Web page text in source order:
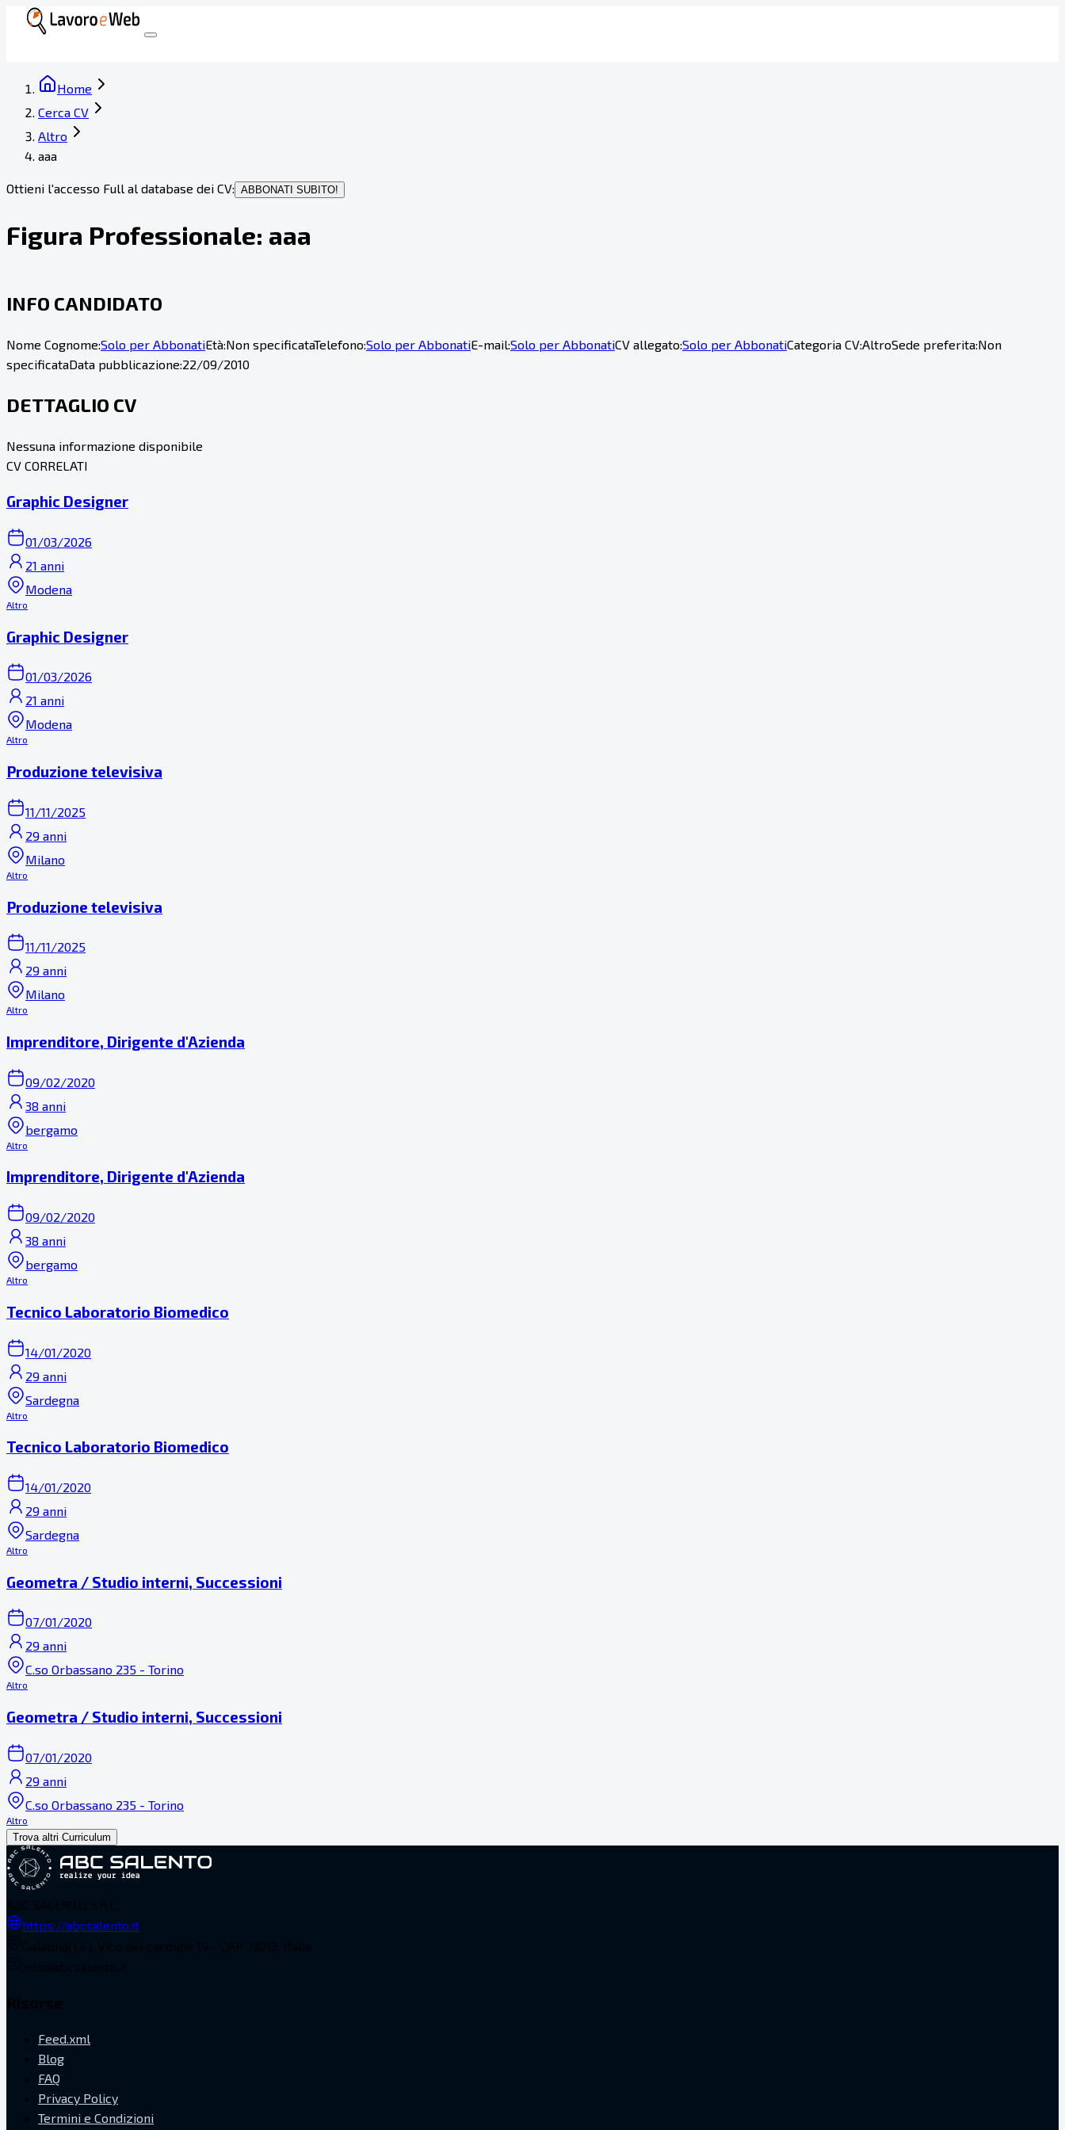
Home
Cerca CV
Altro
aaa
Ottieni l'accesso Full al database dei CV: ABBONATI SUBITO!
Figura Professionale: aaa
INFO CANDIDATO
Nome Cognome:Solo per AbbonatiEtà:Non specificataTelefono:Solo per AbbonatiE-mail:Solo per AbbonatiCV allegato:Solo per AbbonatiCategoria CV:AltroSede preferita:Non
specificataData pubblicazione:22/09/2010
DETTAGLIO CV
Nessuna informazione disponibile
CV CORRELATI
Graphic Designer
01/03/2026
21 anni
Modena
Altro
Graphic Designer
01/03/2026
21 anni
Modena
Altro
Produzione televisiva
11/11/2025
29 anni
Milano
Altro
Produzione televisiva
11/11/2025
29 anni
Milano
Altro
Imprenditore, Dirigente d'Azienda
09/02/2020
38 anni
bergamo
Altro
Imprenditore, Dirigente d'Azienda
09/02/2020
38 anni
bergamo
Altro
Tecnico Laboratorio Biomedico
14/01/2020
29 anni
Sardegna
Altro
Tecnico Laboratorio Biomedico
14/01/2020
29 anni
Sardegna
Altro
Geometra / Studio interni, Successioni
07/01/2020
29 anni
C.so Orbassano 235 - Torino
Altro
Geometra / Studio interni, Successioni
07/01/2020
29 anni
C.so Orbassano 235 - Torino
Altro
Trova altri Curriculum
https://abcsalento.it
Feed.xml
Blog
FAQ
Privacy Policy
Termini e Condizioni